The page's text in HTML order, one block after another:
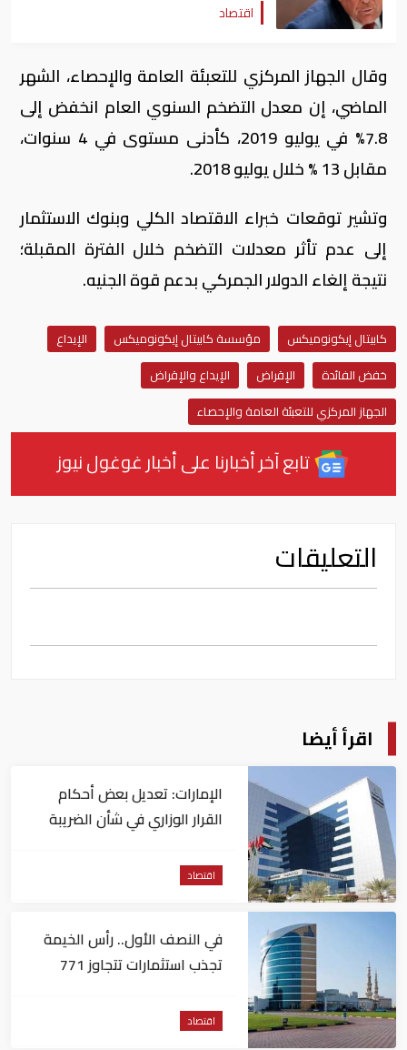
اقتصاد
وقال الجهاز المركزي للتعبئة العامة والإحصاء، الشهر
الماضي، إن معدل التضخم السنوي العام انخفض إلى
7.8% في يوليو 2019، كأدنى مستوى في 4 سنوات،
مقابل 13 % خلال يوليو 2018.
وتشير توقعات خبراء الاقتصاد الكلي وبنوك الاستثمار
إلى عدم تأثر معدلات التضخم خلال الفترة المقبلة؛
نتيجة إلغاء الدولار الجمركي بدعم قوة الجنيه.
كابيتال إيكونوميكس مؤسسة كابيتال إيكونوميكس
الإيداع
خفض الفائدة
الإقراض
الإيداع والإقراض
الجهاز المركزي للتعبئة العامة والإحصاء
تابع آخر أخبارنا على أخبار غوغول نيوز
التعليقات
اقرأ أيضا
الإمارات: تعديل بعض أحكام
القرار الوزاري في شأن الضريبة
اقتصاد
في النصف الأول.. رأس الخيمة
تجذب استثمارات تتجاوز 771
اقتصاد